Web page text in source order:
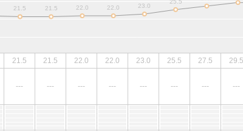
21.5 21.5 22.0 22.0 23.0 25.5 27.5 29.5
--- --- --- --- --- --- --- ---